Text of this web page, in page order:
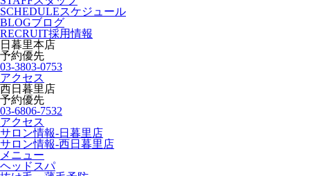
SCHEDULEスケジュール
BLOGブログ
RECRUIT採用情報
日暮里本店
予約優先
03-3803-0753
アクセス
西日暮里店
予約優先
03-6806-7532
アクセス
サロン情報-日暮里店
サロン情報-西日暮里店
メニュー
ヘッドスパ